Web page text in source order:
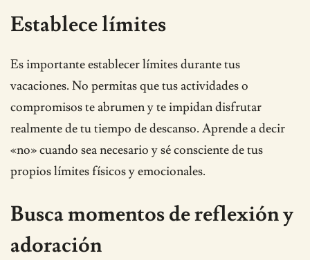
Establece límites
Es importante establecer límites durante tus
vacaciones. No permitas que tus actividades o
compromisos te abrumen y te impidan disfrutar
realmente de tu tiempo de descanso. Aprende a decir
«no» cuando sea necesario y sé consciente de tus
propios límites físicos y emocionales.
Busca momentos de reflexión y
adoración